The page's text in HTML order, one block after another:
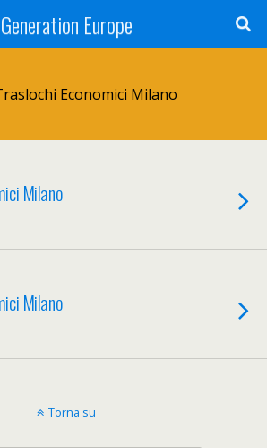
Generation Europe
Economici Milano
Milano
Milano
Torna su